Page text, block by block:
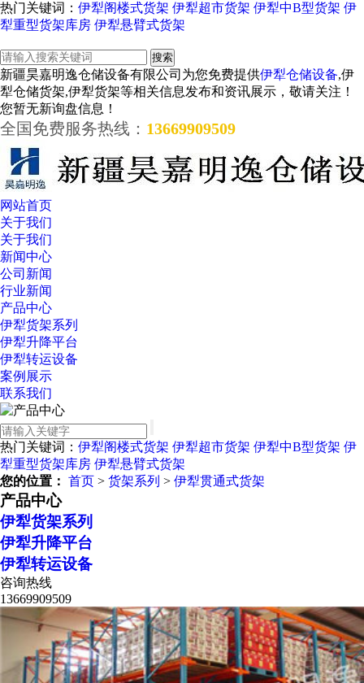
热门关键词： 伊犁阁楼式货架 伊犁超市货架 伊犁中B型货架 伊
犁重型货架库房 伊犁悬臂式货架
新疆昊嘉明逸仓储设备有限公司为您免费提供伊犁仓储设备,伊
犁仓储货架,伊犁货架等相关信息发布和资讯展示，敬请关注！
您暂无新询盘信息！
全国免费服务热线： 13669909509
网站首页
关于我们
关于我们
新闻中心
公司新闻
行业新闻
产品中心
伊犁货架系列
伊犁升降平台
伊犁转运设备
案例展示
联系我们
热门关键词： 伊犁阁楼式货架 伊犁超市货架 伊犁中B型货架 伊
犁重型货架库房 伊犁悬臂式货架
您的位置： 首页 > 货架系列 > 伊犁贯通式货架
产品中心
伊犁货架系列
伊犁升降平台
伊犁转运设备
咨询热线
13669909509